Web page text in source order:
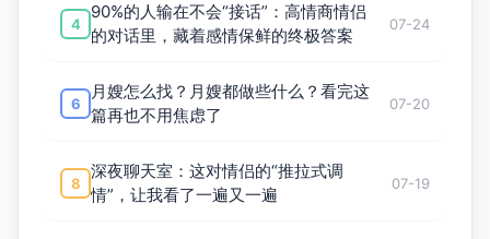
4
90%的人输在不会“接话”：高情商情侣
的对话里，藏着感情保鲜的终极答案
07-24
6
月嫂怎么找？月嫂都做些什么？看完这
篇再也不用焦虑了
07-20
8
深夜聊天室：这对情侣的“推拉式调
情”，让我看了一遍又一遍
07-19